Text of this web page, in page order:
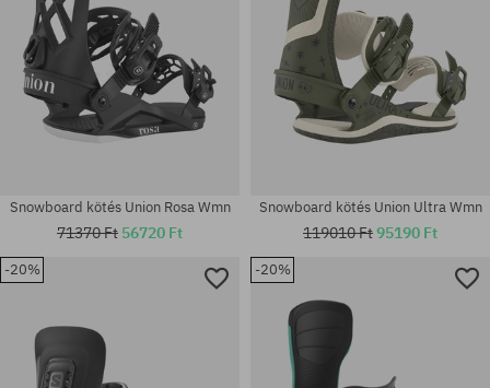
Snowboard kötés Union Rosa Wmn
71370 Ft 56720 Ft
Snowboard kötés Union Ultra Wmn
119010 Ft95190 Ft
-20% -20%